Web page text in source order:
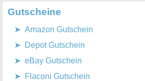
Gutscheine
Amazon Gutschein
Depot Gutschein
eBay Gutschein
Flaconi Gutschein